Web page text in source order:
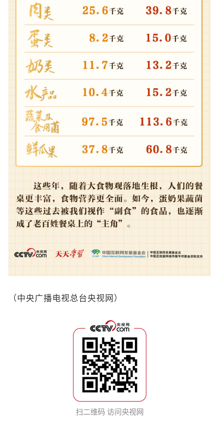
（中央广播电视总台央视网）
扫二维码 访问央视网